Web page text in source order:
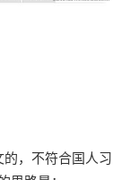
，不符合国人习